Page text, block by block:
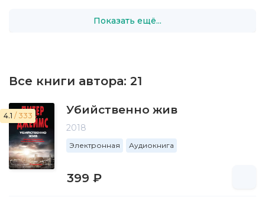
Показать ещё...
Все книги автора: 21
4.1 / 333 Убийственно жив
2018
Электронная Аудиокнига
399 ₽